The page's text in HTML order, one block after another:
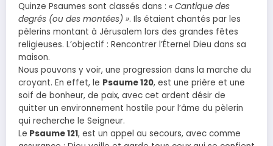
Quinze Psaumes sont classés dans : « Cantique des
degrés (ou des montées) ». Ils étaient chantés par les
pèlerins montant à Jérusalem lors des grandes fêtes
religieuses. L’objectif : Rencontrer l’Éternel Dieu dans sa
maison.
Nous pouvons y voir, une progression dans la marche du
croyant. En effet, le Psaume 120, est une prière et une
soif de bonheur, de paix, avec cet ardent désir de
quitter un environnement hostile pour l’âme du pèlerin
qui recherche le Seigneur.
Le Psaume 121, est un appel au secours, avec comme